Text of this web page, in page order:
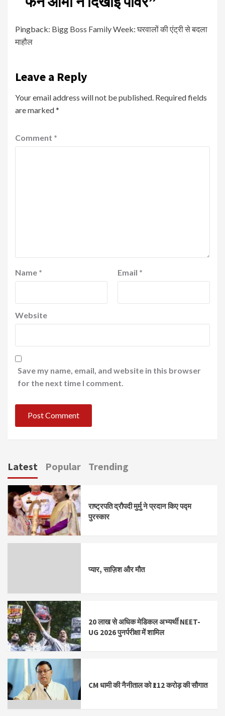
Pingback: Bigg Boss Family Week: घरवालों की एंट्री से बदला
माहौल
Leave a Reply
Your email address will not be published. Required fields
are marked*
Comment *
Name * Email *
Website
Save my name, email, and website in this browser
for the next time I comment.
Latest Popular Trending
राष्ट्रपति द्रौपदी मुर्मु ने प्रदान किए पद्म
पुरस्कार
प्यार, साज़िश और मौत
20 लाख से अधिक मेडिकल अभ्यर्थी NEET-
UG 2026 पुनर्परीक्षा में शामिल
CM धामी की नैनीताल को ₹112 करोड़ की सौगात